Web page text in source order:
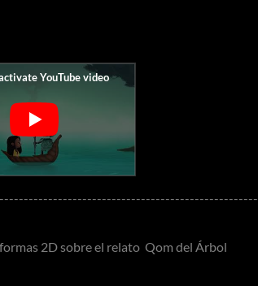
2D sobre el relato Qom del Árbol